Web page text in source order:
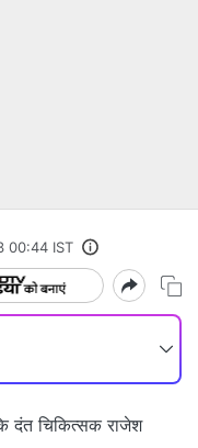
00:44 IST
दंत चिकित्सक राजेश